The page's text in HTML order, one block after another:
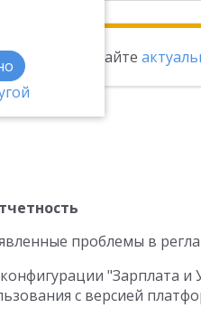
в архиве. Читайте
проблемы в
конфигурации "Зарплата
с версией